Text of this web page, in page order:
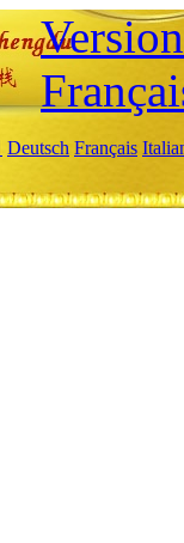
Deutsch Français